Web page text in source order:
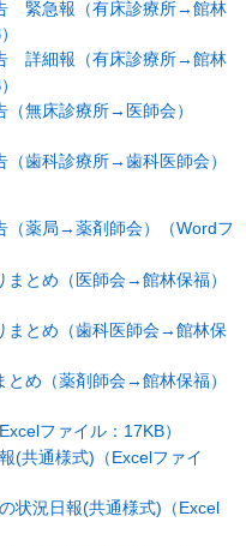
緊急報（有床診療所→館林
詳細報（有床診療所→館林
無床診療所→医師会）
歯科診療所→歯科医師会）
（薬局→薬剤師会）（Wordフ
とめ（医師会→館林保福）
まとめ（歯科医師会→館林保
め（薬剤師会→館林保福）
ファイル：17KB）
(共通様式)（Excelファイ
状況日報(共通様式)（Excel